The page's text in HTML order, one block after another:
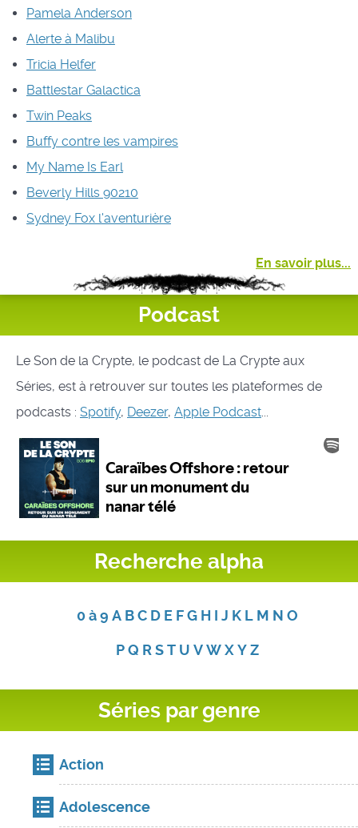
Pamela Anderson
Alerte à Malibu
Tricia Helfer
Battlestar Galactica
Twin Peaks
Buffy contre les vampires
My Name Is Earl
Beverly Hills 90210
Sydney Fox l'aventurière
En savoir plus...
Podcast
Le Son de la Crypte, le podcast de La Crypte aux
Séries, est à retrouver sur toutes les plateformes de
podcasts : Spotify, Deezer, Apple Podcast...
Recherche alpha
0 à 9 A B C D E F G H I J K L M N O
P Q R S T U V W X Y Z
Séries par genre
Action
Adolescence